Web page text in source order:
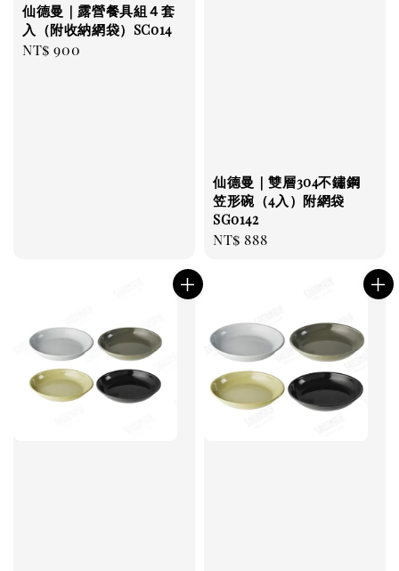
仙德曼｜露營餐具組４套
入（附收納網袋）SC014
Regular
NT$ 900
仙德曼｜雙層304不鏽鋼
笠形碗（4入）附網袋
SG0142
Regular
NT$ 888